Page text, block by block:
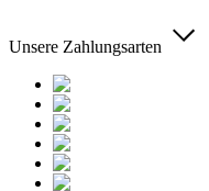
Unsere Zahlungsarten